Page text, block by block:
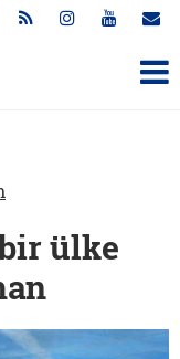
ülke